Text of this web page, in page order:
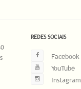
REDES SOCIAIS
Facebook
YouTube
Instagram